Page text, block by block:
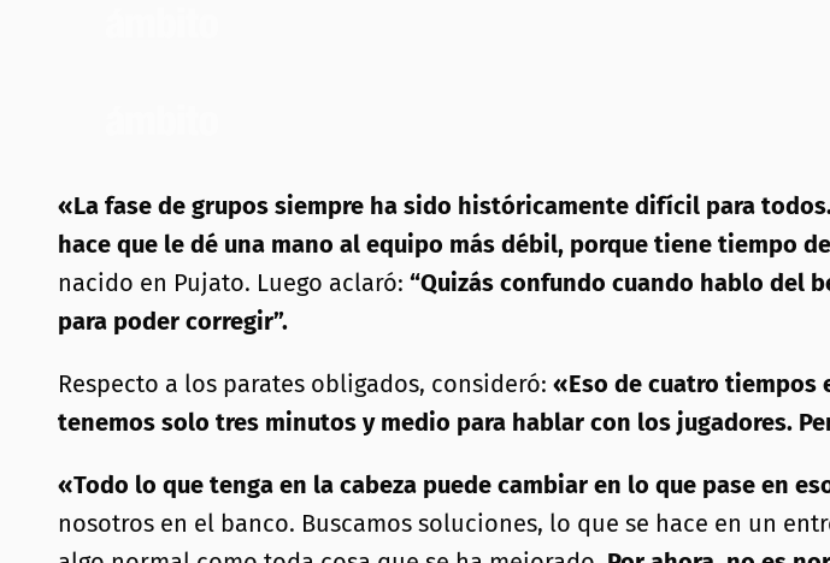
«La fase de grupos siempre ha sido históricamente difícil para
hace que le dé una mano al equipo más débil, porque tiene tiempo
nacido en Pujato. Luego aclaró: “Quizás confundo cuando hablo del
para poder corregir”.
Respecto a los parates obligados, consideró: «Eso de cuatro tiempos
tenemos solo tres minutos y medio para hablar con los jugadores.
«Todo lo que tenga en la cabeza puede cambiar en lo que pase en
nosotros en el banco. Buscamos soluciones, lo que se hace en un